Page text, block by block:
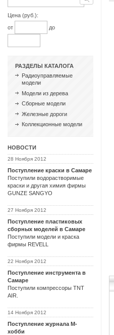
Цена (руб.):
от
до
РАЗДЕЛЫ КАТАЛОГА
Радиоуправляемые
модели
Модели из дерева
Сборные модели
Железные дороги
Коллекционные модели
НОВОСТИ
28 Ноября 2012
Поступление краски в Самаре
Поступили водорастворимые
краски и другая химия фирмы
GUNZE SANGYO
27 Ноября 2012
Поступление пластиковых
сборных моделей в Самаре
Поступили модели и краска
фирмы REVELL
22 Ноября 2012
Поступление инструмента в
Самаре
Поступили компрессоры TNT
AIR.
14 Ноября 2012
Поступление журнала М-
хобби